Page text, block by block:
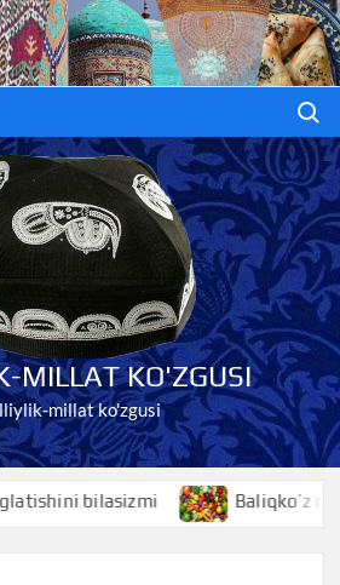
MILLAT KO'ZGUSI
millat ko'zgusi
Baliqko’z nimani